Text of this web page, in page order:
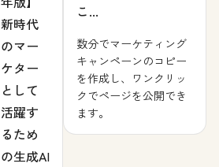
新時代
のマー
ケター
として
活躍す
るため
の生成AI
こ...
数分でマーケティング
キャンペーンのコピー
を作成し、ワンクリッ
クでページを公開でき
ます。